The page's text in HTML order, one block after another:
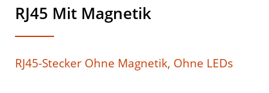
RJ45 Mit Magnetik
RJ45-Stecker Ohne Magnetik, Ohne LEDs